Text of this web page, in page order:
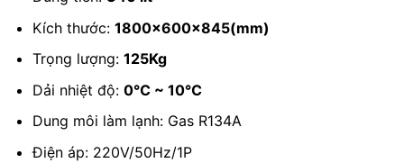
Kích thước: 1800x600x845(mm)
Trọng lượng: 125Kg
Dải nhiệt độ: 0℃ ~ 10℃
Dung môi làm lạnh: Gas R134A
Điện áp: 220V/50Hz/1P